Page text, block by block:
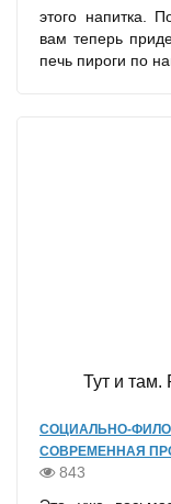
этого напитка.
вам теперь
печь пироги по
Тут и там.
СОЦИАЛЬНО-
СОВРЕМЕННАЯ
843